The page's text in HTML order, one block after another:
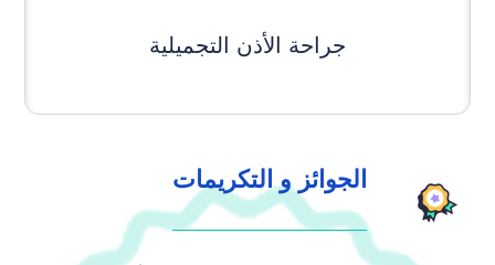
جراحة الأذن التجميلية
الجوائز و التكريمات